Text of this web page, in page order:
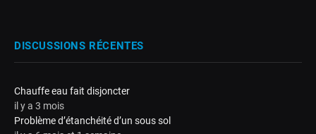
DISCUSSIONS RÉCENTES
Chauffe eau fait disjoncter
il y a 3 mois
Problème d’étanchéité d’un sous sol